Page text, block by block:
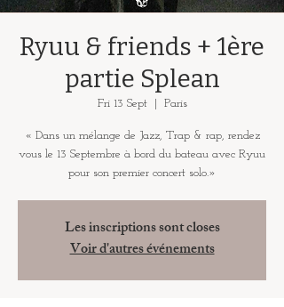
Ryuu & friends + 1ère
partie Splean
Fri 13 Sept
  |
Paris
« Dans un mélange de Jazz, Trap & rap, rendez
vous le 13 Septembre à bord du bateau avec Ryuu
pour son premier concert solo.»
Les inscriptions sont closes
Voir d'autres événements